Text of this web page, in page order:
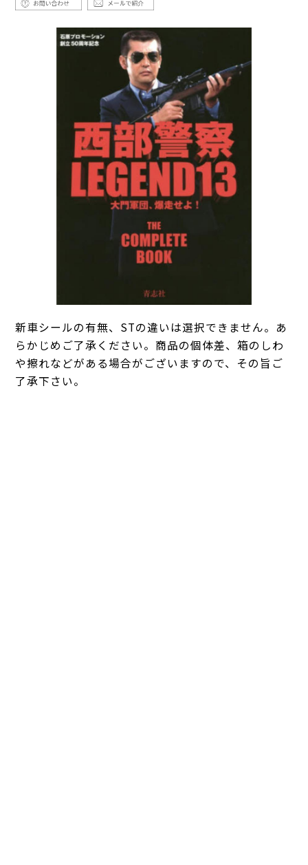
新車シールの有無、STの違いは選択できません。あ
らかじめご了承ください。商品の個体差、箱のしわ
や擦れなどがある場合がございますので、その旨ご
了承下さい。